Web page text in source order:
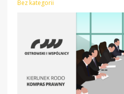
Bez kategorii